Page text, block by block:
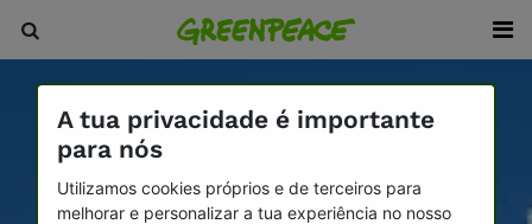
A tua privacidade é importante
para nós
Utilizamos cookies próprios e de terceiros para
melhorar e personalizar a tua experiência no nosso